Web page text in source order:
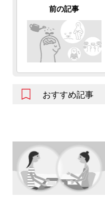
前の記事
おすすめ記事